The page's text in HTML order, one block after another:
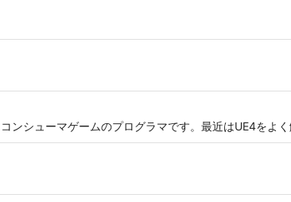
シューマゲームのプログラマです。最近はUE4をよく